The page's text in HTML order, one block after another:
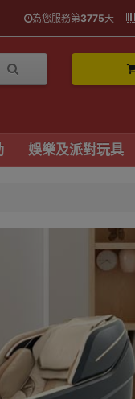
為您服務第3775天
娛樂及派對玩具